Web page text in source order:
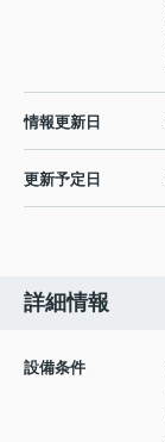
情報更新日
更新予定日
詳細情報
設備条件